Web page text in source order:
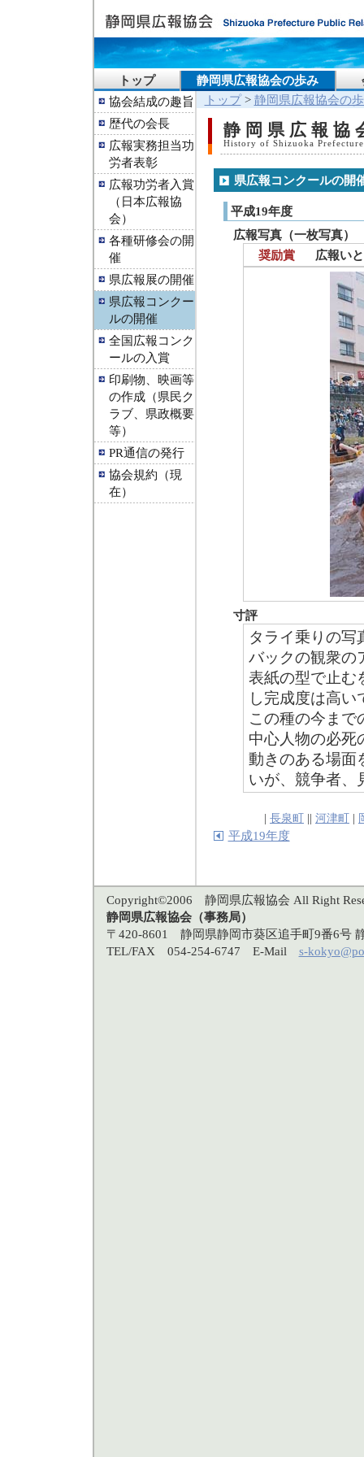
トップ 静岡県広報協会の歩み
協会結成の趣旨
歴代の会長
広報実務担当功
労者表彰
広報功労者入賞
（日本広報協
会）
各種研修会の開
催
県広報展の開催
県広報コンクー
ルの開催
全国広報コンク
ールの入賞
印刷物、映画等
の作成（県民ク
ラブ、県政概要
等）
PR通信の発行
協会規約（現
在）
トップ> 静岡県広報協会の
静岡県広報協
History of Shizuoka
県広報コンクールの開
平成19年度
広報写真（一枚写真）
奨励賞
広報い
寸評
タライ乗りの写
バックの観衆の
表紙の型で止む
し完成度は高い
この種の今まで
中心人物の必死
動きのある場面
いが、競争者、
長泉町 河津町
平成19年度
Copyright©2006 静岡県広報協会 All Right
静岡県広報協会（事務局）
〒420-8601 静岡県静岡市葵区追手町9番6号
TEL/FAX 054-254-6747 E-Mail s-